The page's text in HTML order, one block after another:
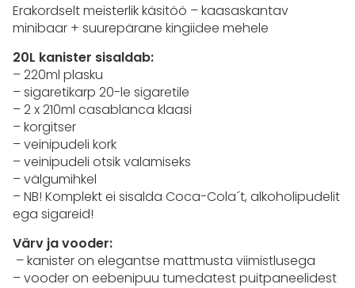
Erakordselt meisterlik käsitöö – kaasaskantav
minibaar + suurepärane kingiidee mehele
20L kanister sisaldab:
– 220ml plasku
– sigaretikarp 20-le sigaretile
– 2 x 210ml casablanca klaasi
– korgitser
– veinipudeli kork
– veinipudeli otsik valamiseks
– välgumihkel
– NB! Komplekt ei sisalda Coca-Cola´t, alkoholipudelit
ega sigareid!
Värv ja vooder:
– kanister on elegantse mattmusta viimistlusega
– vooderon eebenipuu tumedatest puitpaneelidest